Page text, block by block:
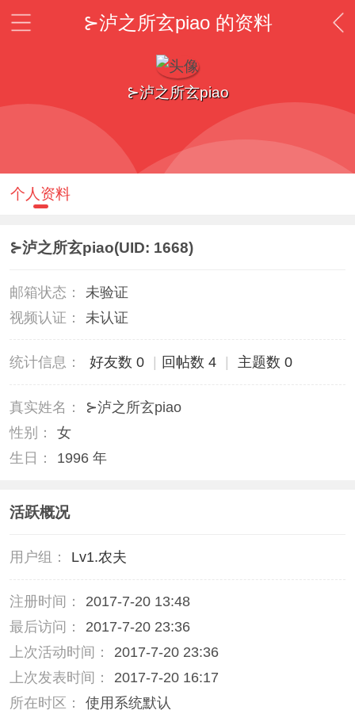
⊱泸之所玄piao 的资料
⊱泸之所玄piao
个人资料
⊱泸之所玄piao(UID: 1668)
邮箱状态：
未验证
视频认证：
未认证
统计信息： 好友数 0 回帖数 4 主题数 0
真实姓名：
⊱泸之所玄piao
性别：
女
生日：
1996 年
活跃概况
用户组： Lv1.农夫
注册时间：
2017-7-20 13:48
最后访问：
2017-7-20 23:36
上次活动时间：
2017-7-20 23:36
上次发表时间：
2017-7-20 16:17
所在时区：
使用系统默认